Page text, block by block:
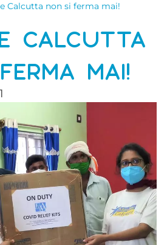
Calcutta non si ferma mai!
CALCUTTA
MAI!